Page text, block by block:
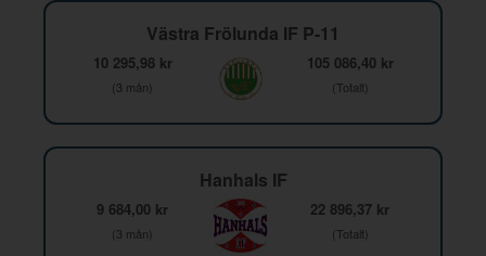
Västra Frölunda IF P-11
10 295,98 kr
(3 mån)
105 086,40 kr
(Totalt)
Hanhals IF
9 684,00 kr
(3 mån)
22 896,37 kr
(Totalt)